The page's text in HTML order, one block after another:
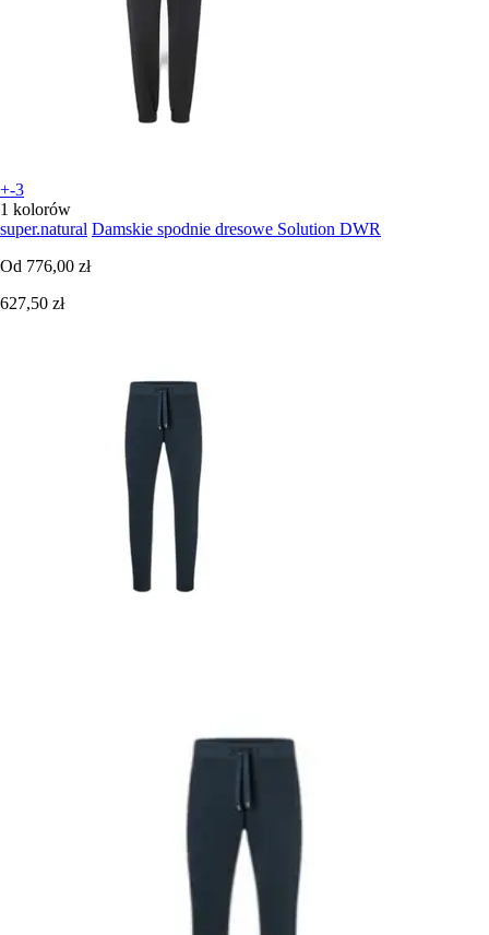
+-3
1 kolorów
super.natural Damskie spodnie dresowe Solution DWR
Od 776,00 zł
627,50 zł